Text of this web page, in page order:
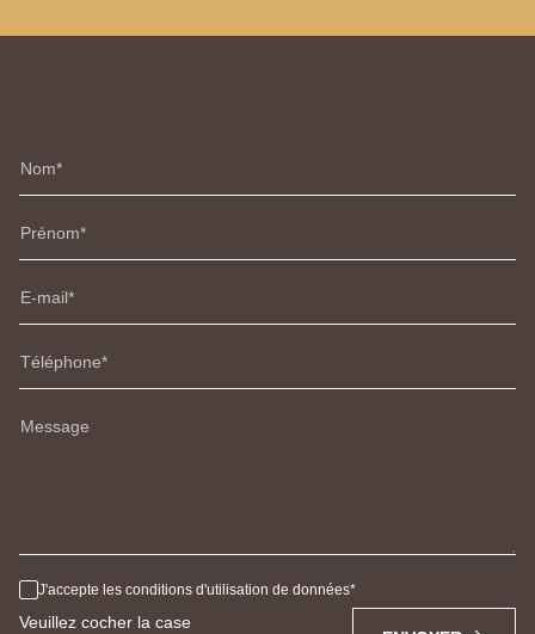
Nom
Prénom
E-mail
Téléphone
Message
J'accepte les conditions d'utilisation de données
Veuillez cocher la case